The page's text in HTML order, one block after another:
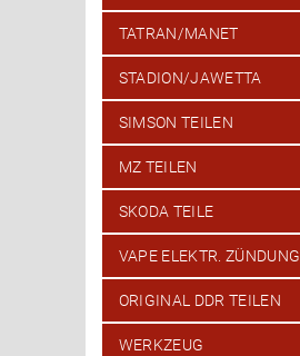
TATRAN/MANET
STADION/JAWETTA
SIMSON TEILEN
MZ TEILEN
SKODA TEILE
VAPE ELEKTR. ZÜNDUNG
ORIGINAL DDR TEILEN
WERKZEUG